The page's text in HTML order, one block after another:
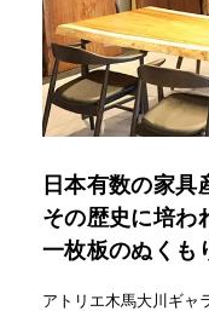
日本有数の家具
その歴史に培わ
一枚板のぬくも
アトリエ木馬大川ギャ